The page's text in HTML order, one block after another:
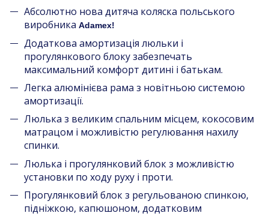
Абсолютно нова дитяча коляска польського
виробника Adamex!
Додаткова амортизація люльки і
прогулянкового блоку забезпечать
максимальний комфорт дитині і батькам.
Легка алюмінієва рама з новітньою системою
амортизації.
Люлька з великим спальним місцем, кокосовим
матрацом і можливістю регулювання нахилу
спинки.
Люлька і прогулянковий блок з можливістю
установки по ходу руху і проти.
Прогулянковий блок з регульованою спинкою,
підніжкою, капюшоном, додатковим